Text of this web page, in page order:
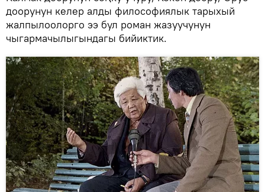
доорунун келер алды философиялык тарыхый
жалпылоолорго ээ бул роман жазуучунун
чыгармачылыгындагы бийиктик.